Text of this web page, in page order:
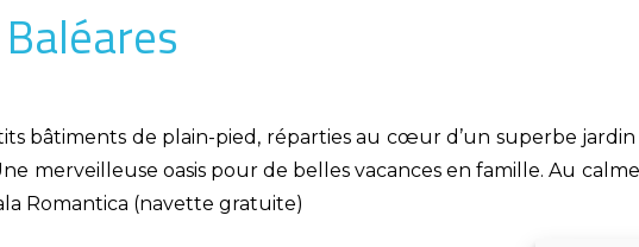
bâtiments de plain-pied, réparties au cœur d’un superbe
merveilleuse oasis pour de belles vacances en famille. Au
Romantica (navette gratuite)